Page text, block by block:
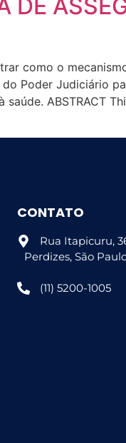
DE
como o
Poder Judiciário
ABSTRACT
CONTATO
Rua Itapicuru,
Perdizes, São
(11) 5200-1005